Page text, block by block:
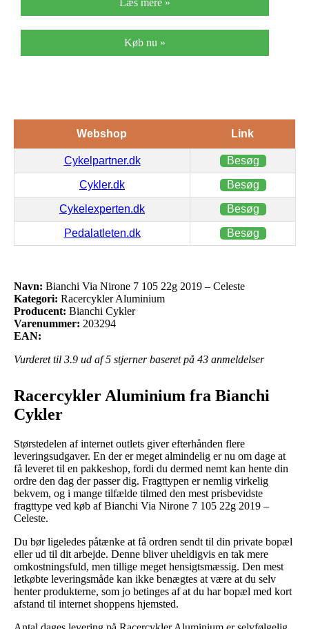
Køb nu »
Webshop Link
Cykelpartner.dk Besøg
Cykler.dk Besøg
Cykelexperten.dk Besøg
Pedalatleten.dk Besøg
Navn: Bianchi Via Nirone 7 105 22g 2019 – Celeste
Kategori: Racercykler Aluminium
Producent: Bianchi Cykler
Varenummer: 203294
EAN:
Vurderet til 3.9 ud af 5 stjerner baseret på 43 anmeldelser
Racercykler Aluminium fra Bianchi
Cykler
Størstedelen af internet outlets giver efterhånden flere
leveringsudgaver. En der er meget almindelig er nu om dage at
få leveret til en pakkeshop, fordi du dermed nemt kan hente din
ordre den dag der passer dig. Fragttypen er nemlig virkelig
bekvem, og i mange tilfælde tilmed den mest prisbevidste
fragttype ved køb af Bianchi Via Nirone 7 105 22g 2019 –
Celeste.
Du bør ligeledes påtænke at få ordren sendt til din private bopæl
eller ud til dit arbejde. Denne bliver uheldigvis en tak mere
omkostningsfuld, men tillige meget hensigtsmæssig. Den mest
letkøbte leveringsmåde kan ikke benægtes at være at du selv
henter produkterne, som jo betinges af at du har bopæl med kort
afstand til internet shoppens hjemsted.